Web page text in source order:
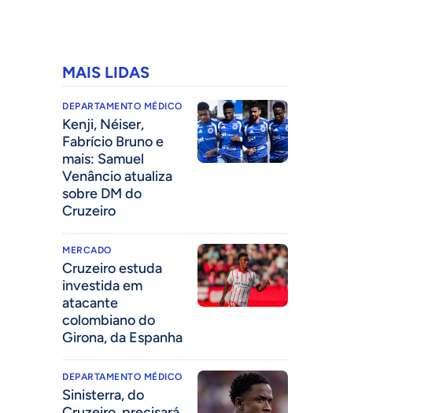
MAIS LIDAS
DEPARTAMENTO MÉDICO
Kenji, Néiser,
Fabrício Bruno e
mais: Samuel
Venâncio atualiza
sobre DM do
Cruzeiro
MERCADO
Cruzeiro estuda
investida em
atacante
colombiano do
Girona, da Espanha
DEPARTAMENTO MÉDICO
Sinisterra, do